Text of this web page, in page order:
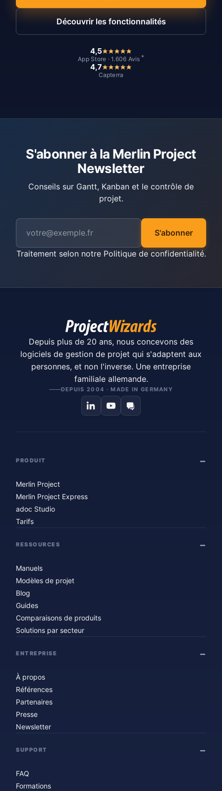
Découvrir les fonctionnalités
4,5
App Store · 1.606 Avis *
4,7
Capterra
S'abonner à la Merlin Project
Newsletter
Conseils sur Gantt, Kanban et le contrôle de
projet.
S'abonner
Traitement selon notre Politique de confidentialité.
Depuis plus de 20 ans, nous concevons des
logiciels de gestion de projet qui s'adaptent aux
personnes, et non l'inverse. Une entreprise
familiale allemande.
DEPUIS 2004 · MADE IN GERMANY
PRODUIT
Merlin Project
Merlin Project Express
adoc Studio
Tarifs
RESSOURCES
Manuels
Modèles de projet
Blog
Guides
Comparaisons de produits
Solutions par secteur
ENTREPRISE
À propos
Références
Partenaires
Presse
Newsletter
SUPPORT
FAQ
Formations